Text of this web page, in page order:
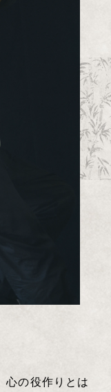
心の役作りとは